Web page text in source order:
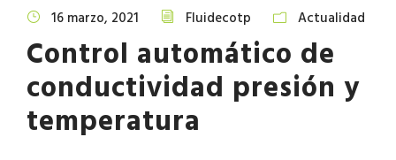
16 marzo, 2021 Fluidecotp Actualidad
Control automático de
conductividad presión y
temperatura